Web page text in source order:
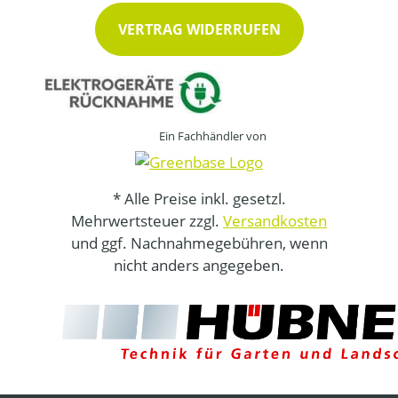
VERTRAG WIDERRUFEN
Ein Fachhändler von
* Alle Preise inkl. gesetzl.
Mehrwertsteuer zzgl. Versandkosten
und ggf. Nachnahmegebühren, wenn
nicht anders angegeben.